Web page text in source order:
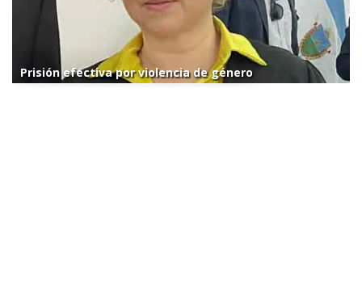
Prisión efectiva por violencia de género